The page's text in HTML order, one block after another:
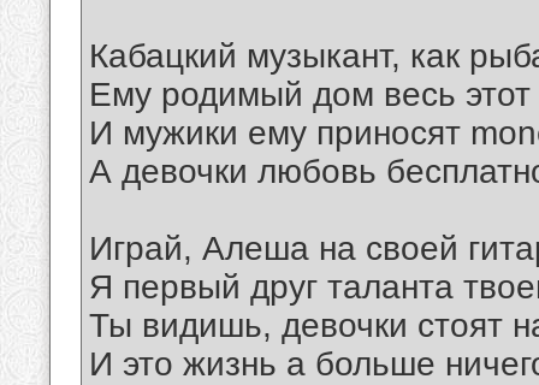
Кабацкий музыкант, как
Ему родимый дом весь этот
И мужики ему приносят
А девочки любовь
Играй, Алеша на своей
Я первый друг таланта
Ты видишь, девочки стоят
И это жизнь а больше